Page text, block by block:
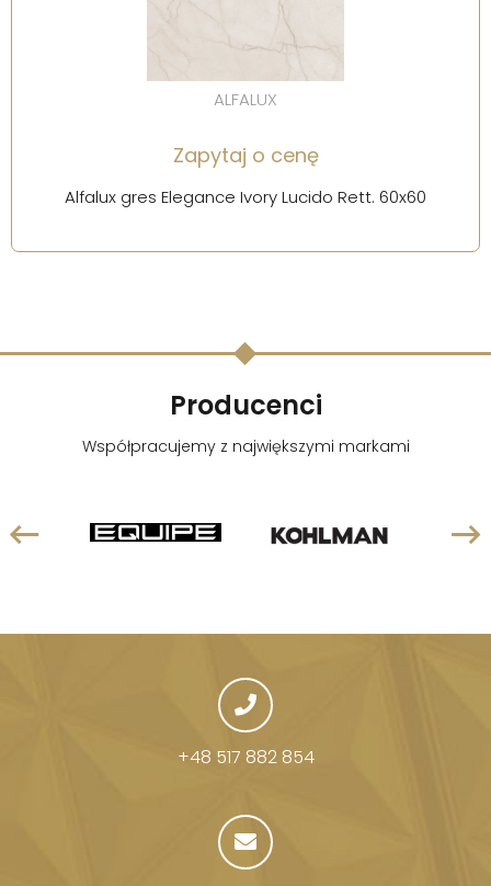
ALFALUX
Zapytaj o cenę
Alfalux gres Elegance Ivory Lucido Rett. 60x60
Producenci
Współpracujemy z największymi markami
+48 517 882 854